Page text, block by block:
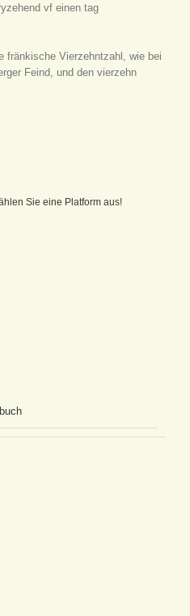
vf einen tag
fränkische Vierzehntzahl, wie bei
Feind, und den vierzehn
Sie eine Platform aus!